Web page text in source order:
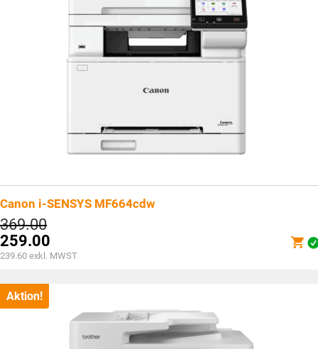
Canon i-SENSYS MF664cdw
369.00Ursprünglicher
Preis
war:
CHF369.00
259.00
Aktueller
ist:
CHF259.00.
239.60 exkl. MWST
Aktion!